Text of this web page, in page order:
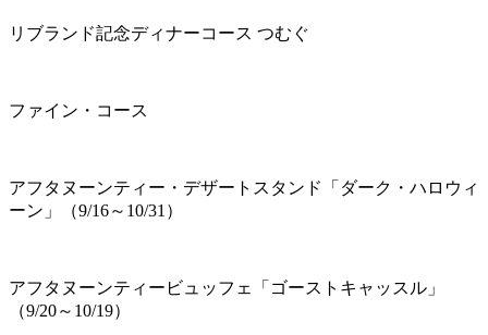
リブランド記念ディナーコース つむぐ
ファイン・コース
アフタヌーンティー・デザートスタンド「ダーク・ハロウィ
ーン」（9/16～10/31）
アフタヌーンティービュッフェ「ゴーストキャッスル」
（9/20～10/19）